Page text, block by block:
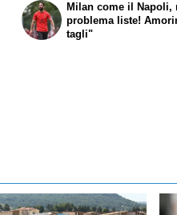
Milan come il Napoli,
problema liste!
tagli"